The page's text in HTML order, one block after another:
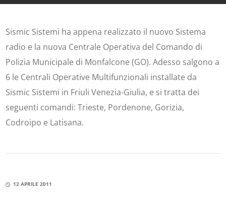
Sismic Sistemi ha appena realizzato il nuovo Sistema
radio e la nuova Centrale Operativa del Comando di
Polizia Municipale di Monfalcone (GO). Adesso salgono a
6 le Centrali Operative Multifunzionali installate da
Sismic Sistemi in Friuli Venezia-Giulia, e si tratta dei
seguenti comandi: Trieste, Pordenone, Gorizia,
Codroipo e Latisana.
12 APRILE 2011